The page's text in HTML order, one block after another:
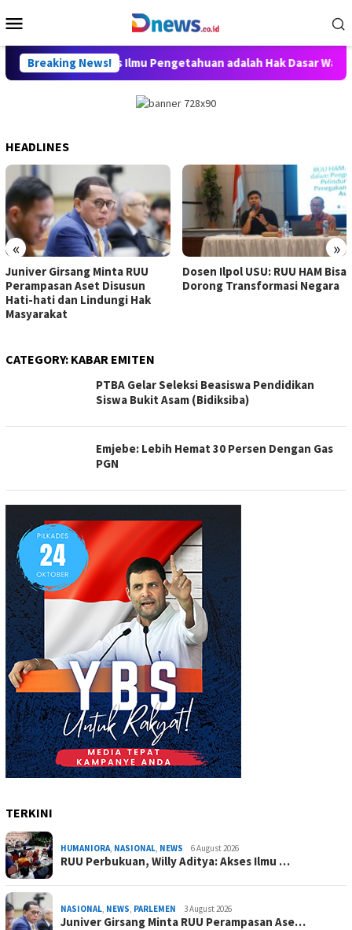
to
Menu
Breaking News!
Aditya: Akses Ilmu Pengetahuan adalah Hak Dasar Warga
HEADLINES
« »
Juniver Girsang Minta RUU
Perampasan Aset Disusun
Hati-hati dan Lindungi Hak
Masyarakat
Dosen Ilpol USU: RUU HAM Bisa
Dorong Transformasi Negara
CATEGORY: KABAR EMITEN
PTBA Gelar Seleksi Beasiswa Pendidikan
Siswa Bukit Asam (Bidiksiba)
Emjebe: Lebih Hemat 30 Persen Dengan Gas
PGN
TERKINI
HUMANIORA NASIONAL NEWS 6 August 2026
RUU Perbukuan, Willy Aditya: Akses Ilmu …
NASIONAL NEWS PARLEMEN 3 August 2026
Juniver Girsang Minta RUU Perampasan Ase…